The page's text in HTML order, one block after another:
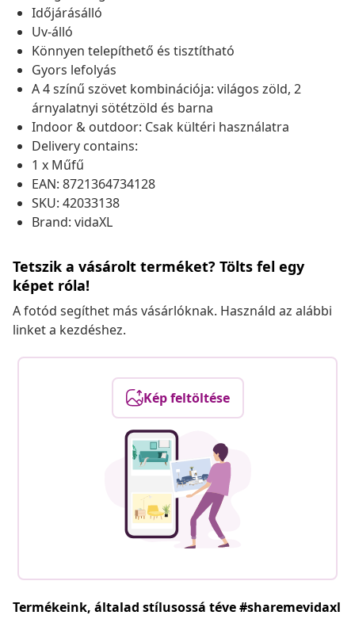
Időjárásálló
Uv-álló
Könnyen telepíthető és tisztítható
Gyors lefolyás
A 4 színű szövet kombinációja: világos zöld, 2
árnyalatnyi sötétzöld és barna
Indoor & outdoor: Csak kültéri használatra
Delivery contains:
1 x Műfű
EAN: 8721364734128
SKU: 42033138
Brand: vidaXL
Tetszik a vásárolt terméket? Tölts fel egy
képet róla!
A fotód segíthet más vásárlóknak. Használd az alábbi
linket a kezdéshez.
Kép feltöltése
Termékeink, általad stílusossá téve #sharemevidaxl